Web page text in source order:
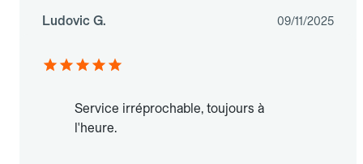
Ludovic G. 09/11/2025
Service irréprochable, toujours à
l'heure.